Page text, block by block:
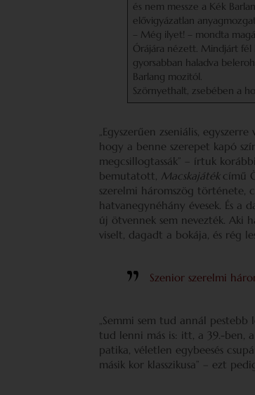
és nem messze a Kék
elővigyázatlan
– Még ilyet! – mondta
Órájára nézett. Mindjárt fél
gyorsabban haladva
Barlang mozitól.
Szörnyethalt, zsebében a
„Egyszerűen zseniális,
hogy a benne szerepet kapó
megcsillogtassák” – írtuk
bemutatott, Macskajáték című
szerelmi háromszög története,
hatvanegynéhány évesek. És a
új ötvennek sem nevezték. Aki
viselt, dagadt a bokája, és rég
Szenior szerelmi
„Semmi sem tud annál
tud lenni más is: itt, a 39.-ben,
patika, véletlen egybeesés
másik kor klasszikusa” – ezt